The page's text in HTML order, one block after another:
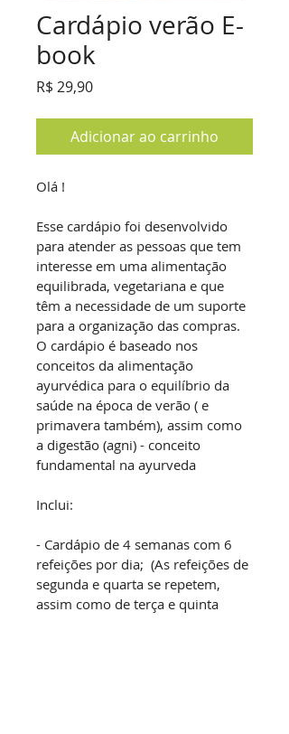
Cardápio verão E-
book
R$ 29,90Preço
Adicionar ao carrinho
Olá !
Esse cardápio foi desenvolvido
para atender as pessoas que tem
interesse em uma alimentação
equilibrada, vegetariana e que
têm a necessidade de um suporte
para a organização das compras.
O cardápio é baseado nos
conceitos da alimentação
ayurvédica para o equilíbrio da
saúde na época de verão ( e
primavera também), assim como
a digestão (agni) - conceito
fundamental na ayurveda
Inclui:
- Cardápio de 4 semanas com 6
refeições por dia;  (As refeições de
segunda e quarta se repetem,
assim como de terça e quinta